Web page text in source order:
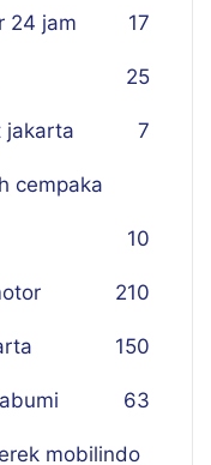
24 jam 17
25
jakarta 7
cempaka
10
210
150
63
mobilindo